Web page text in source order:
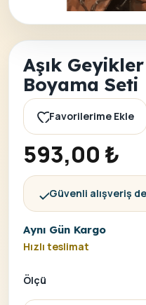
Aşık
Boyama Seti
Favorilerime Ekle
593,00 ₺
Güvenli alışveriş
Aynı Gün Kargo
Hızlı teslimat
Ölçü